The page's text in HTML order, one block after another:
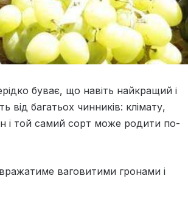
буває, що навіть найкращий і
багатьох чинників: клімату,
і той самий сорт може родити по-
ваговитими гронами і